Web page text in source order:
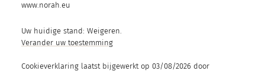
www.norah.eu
Uw huidige stand: Weigeren.
Verander uw toestemming
Cookieverklaring laatst bijgewerkt op 03/08/2026 door